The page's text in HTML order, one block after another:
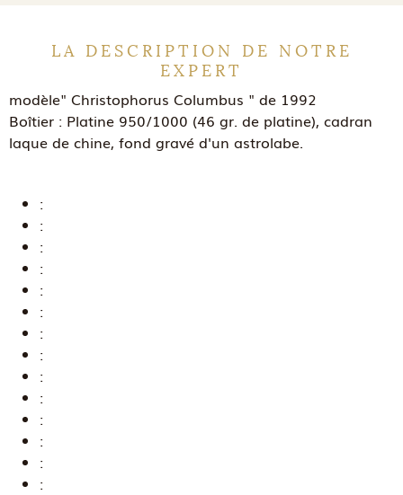
LA DESCRIPTION DE NOTRE
EXPERT
modèle" Christophorus Columbus " de 1992
Boîtier : Platine 950/1000 (46 gr. de platine), cadran
laque de chine, fond gravé d'un astrolabe.
:
:
:
:
:
:
:
:
:
:
:
:
:
: